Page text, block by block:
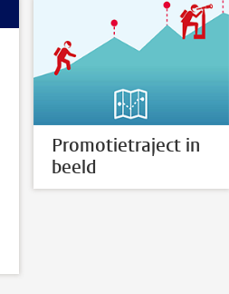
Promotietraject in
beeld